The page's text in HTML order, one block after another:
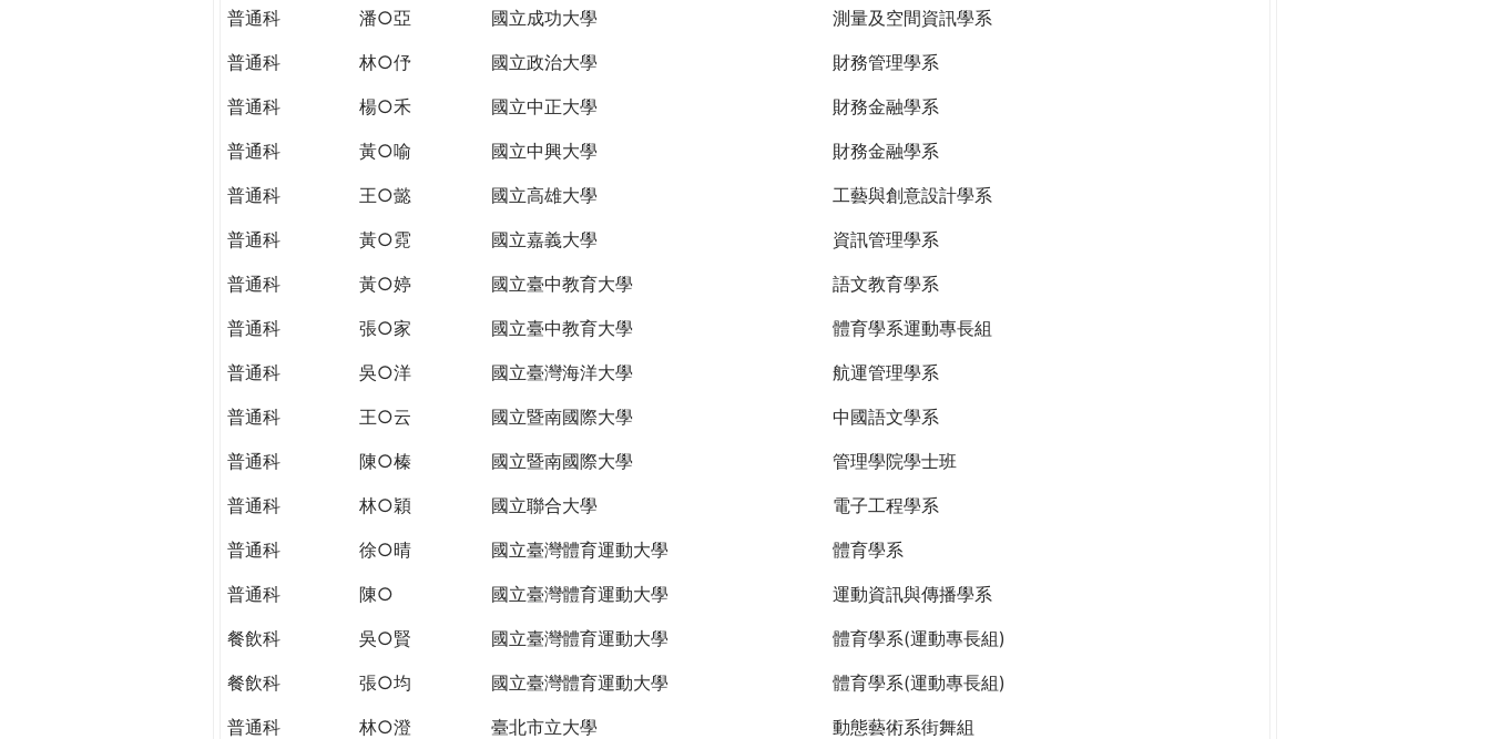
r
e
普通科
潘○亞 國立成功大學
測量及空間資訊學系
普通科
林○伃 國立政治大學
財務管理學系
普通科
楊○禾 國立中正大學
財務金融學系
普通科
黃○喻 國立中興大學
財務金融學系
普通科
王○懿 國立高雄大學
工藝與創意設計學系
普通科
黃○霓 國立嘉義大學
資訊管理學系
普通科
黃○婷 國立臺中教育大學
語文教育學系
普通科
張○家 國立臺中教育大學
體育學系運動專長組
普通科
吳○洋 國立臺灣海洋大學
航運管理學系
普通科
王○云 國立暨南國際大學
中國語文學系
普通科
陳○榛 國立暨南國際大學
管理學院學士班
普通科
林○穎 國立聯合大學
電子工程學系
普通科
徐○晴 國立臺灣體育運動大學
體育學系
普通科
陳○ 國立臺灣體育運動大學
運動資訊與傳播學系
餐飲科
吳○賢 國立臺灣體育運動大學
體育學系(運動專長組)
餐飲科
張○均 國立臺灣體育運動大學
體育學系(運動專長組)
普通科
林○澄 臺北市立大學
動態藝術系街舞組